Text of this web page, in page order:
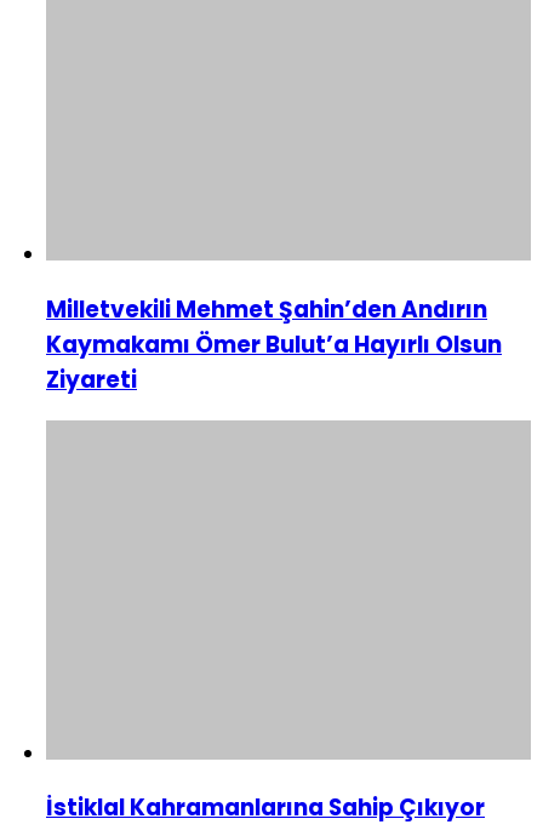
Milletvekili Mehmet Şahin’den Andırın
Kaymakamı Ömer Bulut’a Hayırlı Olsun
Ziyareti
İstiklal Kahramanlarına Sahip Çıkıyor